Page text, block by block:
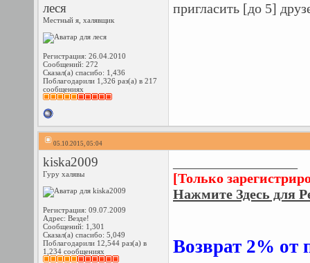
леся
Местный я, халявщик
Регистрация: 26.04.2010
Сообщений: 272
Сказал(а) спасибо: 1,436
Поблагодарили 1,326 раз(а) в 217
сообщениях
пригласить [до 5]
05.10.2015, 05:04
kiska2009
Гуру халявы
Регистрация: 09.07.2009
Адрес: Везде!
Сообщений: 1,301
Сказал(а) спасибо: 5,049
Поблагодарили 12,544 раз(а) в
1,234 сообщениях
[Только
Нажмите Здесь для
Возврат 2% от